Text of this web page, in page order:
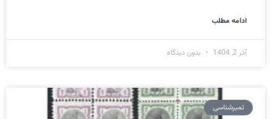
ادامه مطلب
آذر 2, 1404 بدون دیدگاه
تمبرشناسی